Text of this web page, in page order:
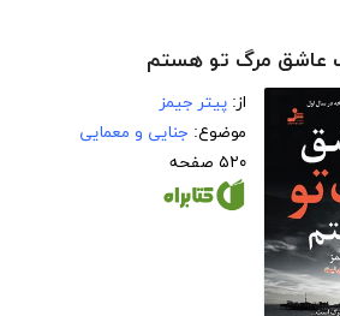
عاشق مرگ تو هستم
از: پیتر جیمز
موضوع: جنایی و معمایی
۵۲۰ صفحه